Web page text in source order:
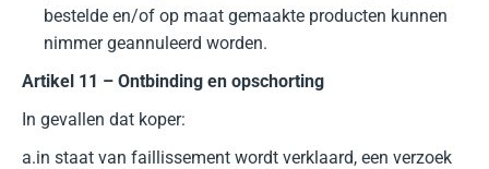
bestelde en/of op maat gemaakte producten kunnen
nimmer geannuleerd worden.
Artikel 11 – Ontbinding en opschorting
In gevallen dat koper:
a.in staat van faillissement wordt verklaard, een verzoek